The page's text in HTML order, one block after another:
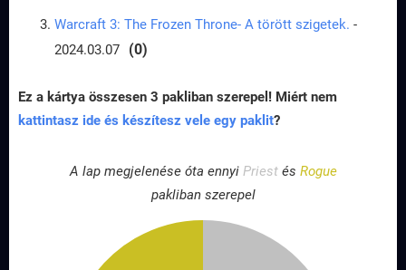
Warcraft 3: The Frozen Throne- A törött szigetek. -
2024.03.07
(0)
Ez a kártya összesen 3 pakliban szerepel! Miért nem
kattintasz ide és készítesz vele egy paklit?
A lap megjelenése óta ennyi Priestés Rogue
pakliban szerepel